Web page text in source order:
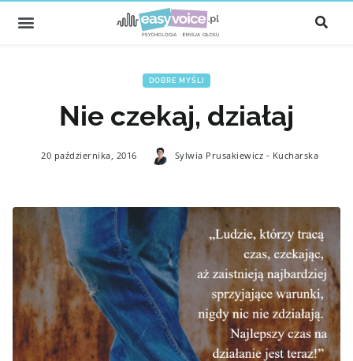
DOBRE MYŚLI
Nie czekaj, działaj
20 października, 2016 Sylwia Prusakiewicz - Kucharska